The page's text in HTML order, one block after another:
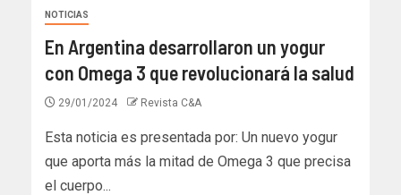
NOTICIAS
En Argentina desarrollaron un yogur
con Omega 3 que revolucionará la salud
29/01/2024 Revista C&A
Esta noticia es presentada por: Un nuevo yogur
que aporta más la mitad de Omega 3 que precisa
el cuerpo...